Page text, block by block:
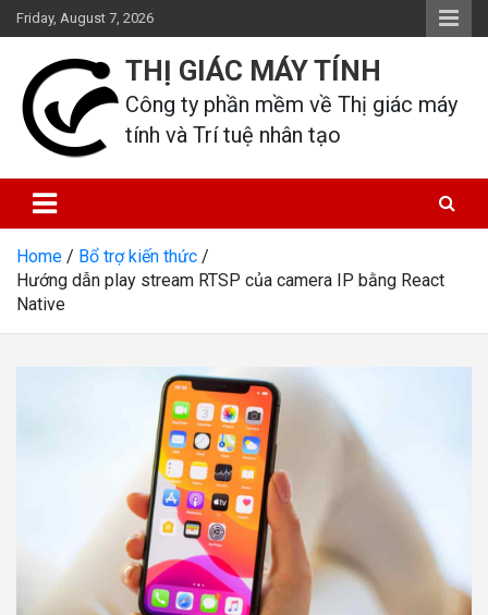
Skip
to
content
Friday, August 7, 2026
THỊ GIÁC MÁY TÍNH
Công ty phần mềm về Thị giác máy
tính và Trí tuệ nhân tạo
Home
Bổ trợ kiến thức
Hướng dẫn play stream RTSP của camera IP bằng React
Native